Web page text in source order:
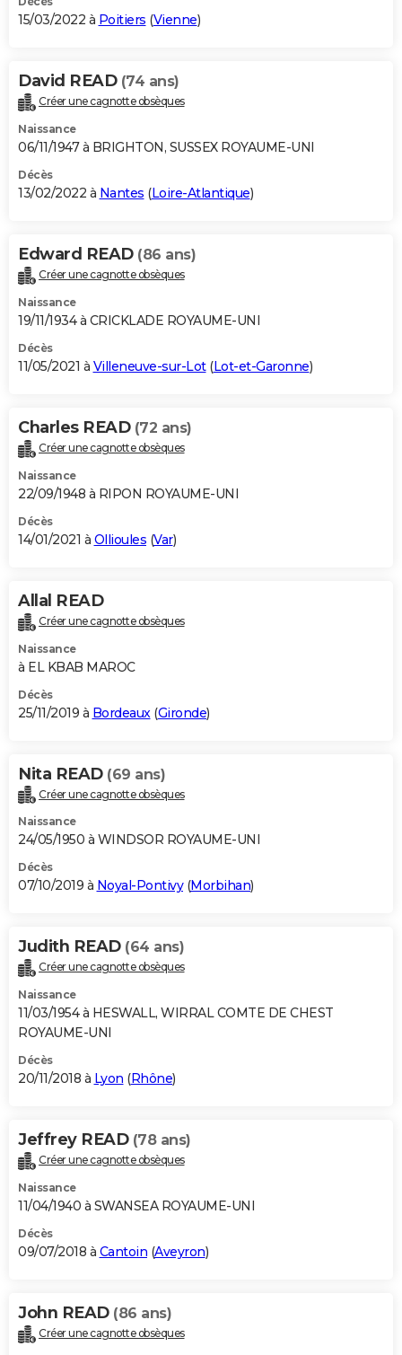
15/03/2022 à Poitiers (Vienne)
David READ (74 ans)
Créer une cagnotte obsèques
Naissance
06/11/1947 à BRIGHTON, SUSSEX ROYAUME-UNI
Décès
13/02/2022 à Nantes (Loire-Atlantique)
Edward READ (86 ans)
Créer une cagnotte obsèques
Naissance
19/11/1934 à CRICKLADE ROYAUME-UNI
Décès
11/05/2021 à Villeneuve-sur-Lot(Lot-et-Garonne)
Charles READ (72 ans)
Créer une cagnotte obsèques
Naissance
22/09/1948 à RIPON ROYAUME-UNI
Décès
14/01/2021 à Ollioules (Var)
Allal READ
Créer une cagnotte obsèques
Naissance
à EL KBAB MAROC
Décès
25/11/2019 à Bordeaux (Gironde)
Nita READ (69 ans)
Créer une cagnotte obsèques
Naissance
24/05/1950 à WINDSOR ROYAUME-UNI
Décès
07/10/2019 à Noyal-Pontivy(Morbihan)
Judith READ (64 ans)
Créer une cagnotte obsèques
Naissance
11/03/1954 à HESWALL, WIRRAL COMTE DE CHEST
ROYAUME-UNI
Décès
20/11/2018 à Lyon (Rhône)
Jeffrey READ (78 ans)
Créer une cagnotte obsèques
Naissance
11/04/1940 à SWANSEA ROYAUME-UNI
Décès
09/07/2018 à Cantoin (Aveyron)
John READ (86 ans)
Créer une cagnotte obsèques